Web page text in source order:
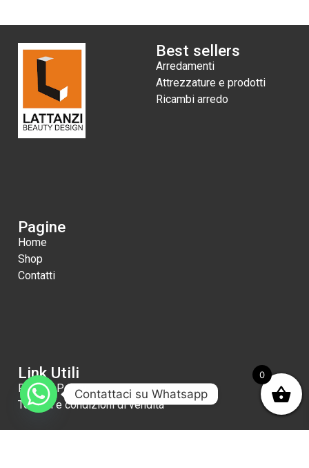
Best sellers
Arredamenti
Attrezzature e prodotti
Ricambi arredo
Pagine
Home
Shop
Contatti
Link Utili
Privacy Policy
Termini e condizioni di vendita
0
Contattaci su Whatsapp